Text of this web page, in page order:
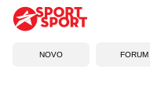
NOVO FORUM